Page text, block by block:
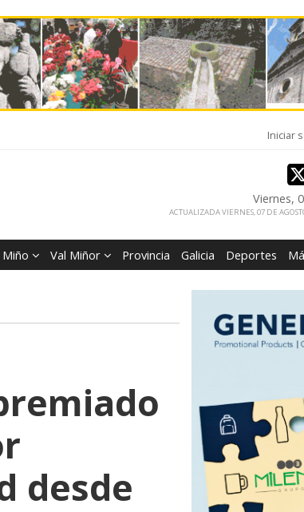
Iniciar
Viernes,
ACTUALIZADA VIERNES, 07 DE
Val Miñor Provincia Galicia Deportes
desde